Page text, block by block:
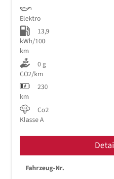
Elektro
13,9
kWh/100
km
0 g
CO2/km
230
km
Co2
Klasse A
Fahrzeug-Nr.